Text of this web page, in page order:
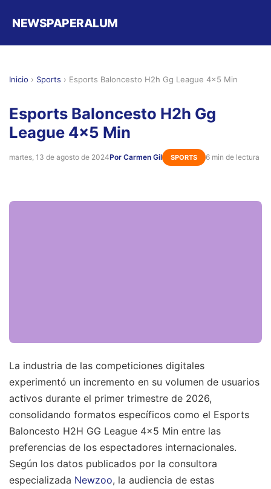
NEWSPAPERALUM
Inicio › Sports › Esports Baloncesto H2h Gg League 4x5 Min
Esports Baloncesto H2h Gg
League 4x5 Min
martes, 13 de agosto de 2024Por Carmen Gil SPORTS 6 min de lectura
La industria de las competiciones digitales
experimentó un incremento en su volumen de usuarios
activos durante el primer trimestre de 2026,
consolidando formatos específicos como el Esports
Baloncesto H2H GG League 4x5 Min entre las
preferencias de los espectadores internacionales.
Según los datos publicados por la consultora
especializada Newzoo, la audiencia de estas